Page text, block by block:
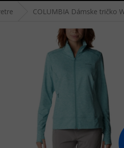
COLUMBIA Dámske tričko